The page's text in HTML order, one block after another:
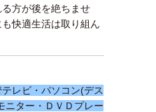
方が後を絶ちませ
快適生活は取り組ん
レビ・パソコン(デス
ニター・ＤＶＤプレー